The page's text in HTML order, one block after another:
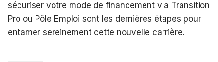
sécuriser votre mode de financement via Transition
Pro ou Pôle Emploi sont les dernières étapes pour
entamer sereinement cette nouvelle carrière.